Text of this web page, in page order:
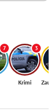
7 3
Krimi